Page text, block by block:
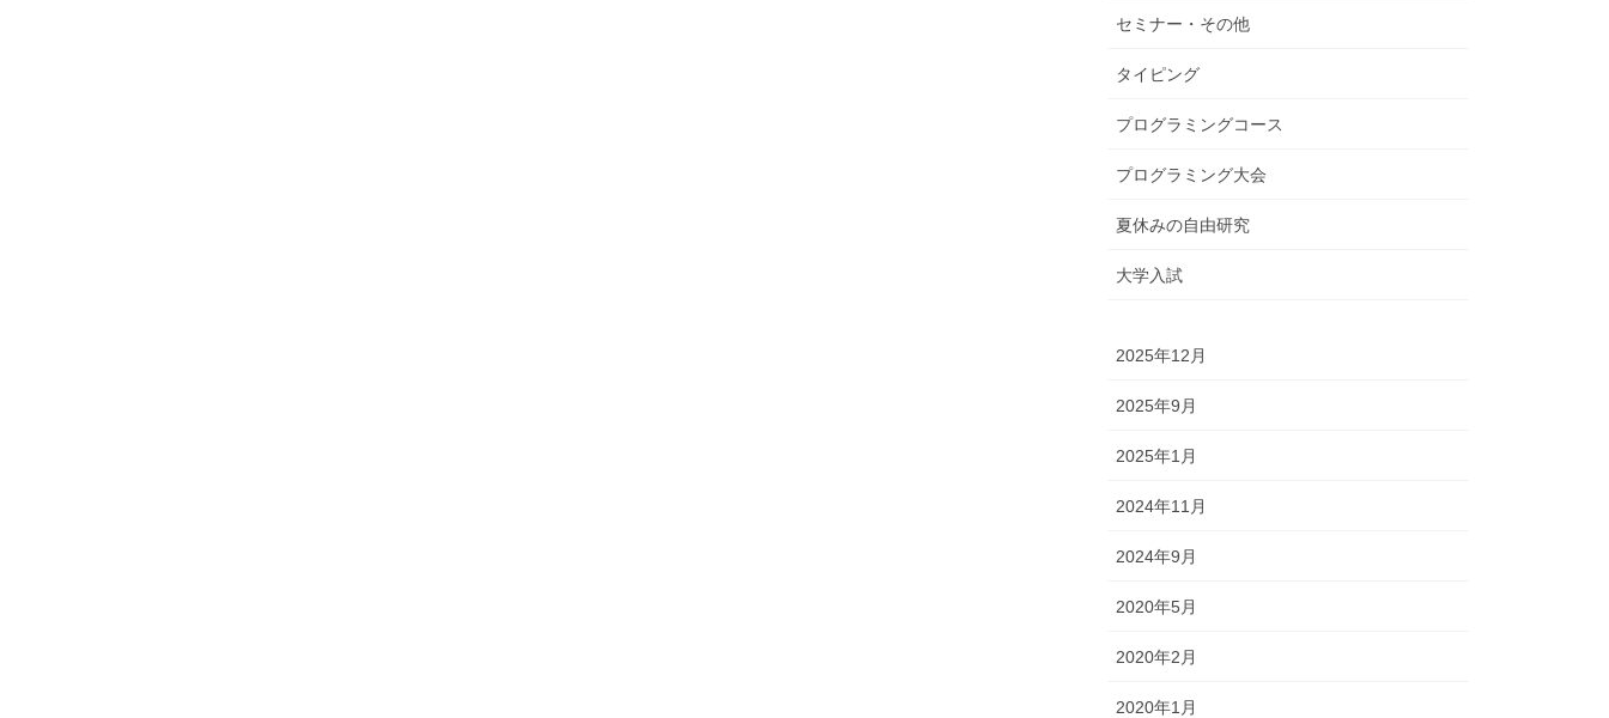
セミナー・その他
タイピング
プログラミングコース
プログラミング大会
夏休みの自由研究
大学入試
2025年12月
2025年9月
2025年1月
2024年11月
2024年9月
2020年5月
2020年2月
2020年1月